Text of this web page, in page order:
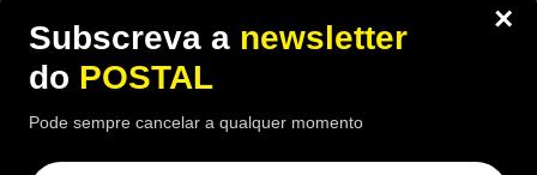
Bancada PSD na Assembleia Municipal
de Faro participa contrato de 140 mil
euros ao Tribunal de Contas e à ERC
×
Subscreva a newsletter
do POSTAL
Pode sempre cancelar a qualquer momento